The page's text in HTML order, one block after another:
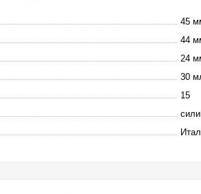
45
44
24
30
15